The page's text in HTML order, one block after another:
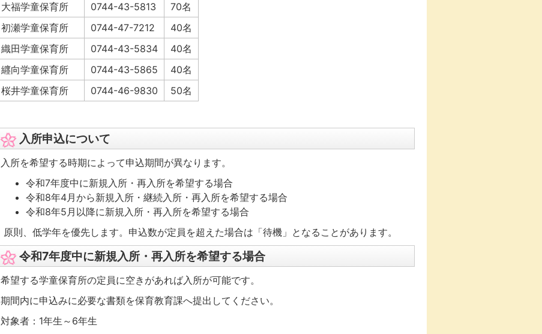
大福学童保育所
0744-43-5813
70名
初瀬学童保育所
0744-47-7212
40名
織田学童保育所
0744-43-5834
40名
纒向学童保育所
0744-43-5865
40名
桜井学童保育所
0744-46-9830 50名
入所申込について
入所を希望する時期によって申込期間が異なります。
令和7年度中に新規入所・再入所を希望する場合
令和8年4月から新規入所・継続入所・再入所を希望する場合
令和8年5月以降に新規入所・再入所を希望する場合
原則、低学年を優先します。申込数が定員を超えた場合は「待機」となることがあります。
令和7年度中に新規入所・再入所を希望する場合
希望する学童保育所の定員に空きがあれば入所が可能です。
期間内に申込みに必要な書類を保育教育課へ提出してください。
対象者：1年生～6年生